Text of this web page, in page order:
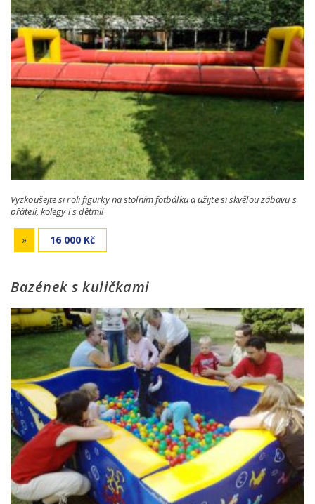
Vyzkoušejte si roli figurky na stolním fotbálku a užijte si skvělou zábavu s
přáteli, kolegy i s dětmi!
» 16 000 Kč
Bazének s kuličkami